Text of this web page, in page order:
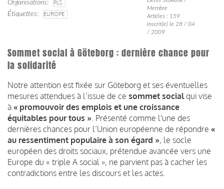
Organisations
PLS
Étiquettes
EUROPE
Membre
Articles : 159
Inscrit(e) le 28 / 04
/ 2009
Sommet social à Göteborg : dernière chance pour
la solidarité
Notre attention est fixée sur Göteborg et ses éventuelles
mesures attendues à l’issue de ce sommet socialqui vise
à « promouvoir des emplois et une croissance
équitables pour tous » . Présenté comme l'une des
dernières chances pour l’Union européenne de répondre «
au ressentiment populaire à son égard », le socle
européen des droits sociaux, prétendue avancée vers une
Europe du « triple A social », ne parvient pas à cacher les
contradictions entre les discours et les actes.